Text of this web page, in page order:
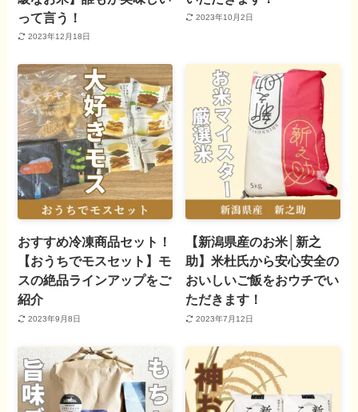
って言う！
2023年12月18日
2023年10月2日
おすすめ冷凍商品セット！
【おうちでモスセット】モ
スの絶品ラインアップをご
紹介
2023年9月8日
【新潟県産のお米│新之
助】米杜氏から安心安全の
おいしいご飯をおウチでい
ただきます！
2023年7月12日